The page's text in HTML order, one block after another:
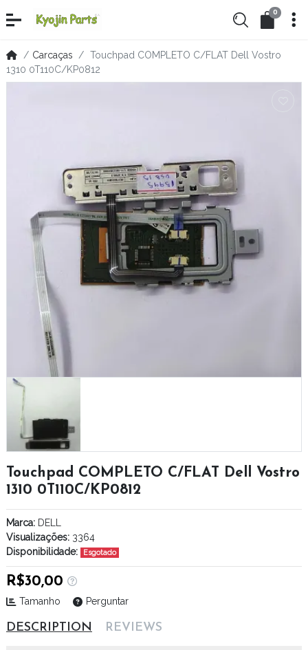
0
Carcaças
Touchpad COMPLETO C/FLAT Dell Vostro
1310 0T110C/KP0812
Touchpad COMPLETO C/FLAT Dell Vostro
1310 0T110C/KP0812
DESCRIPTION REVIEWS
Marca: DELL
Visualizações: 3364
Disponibilidade:
Esgotado
R$30,00
Tamanho Perguntar